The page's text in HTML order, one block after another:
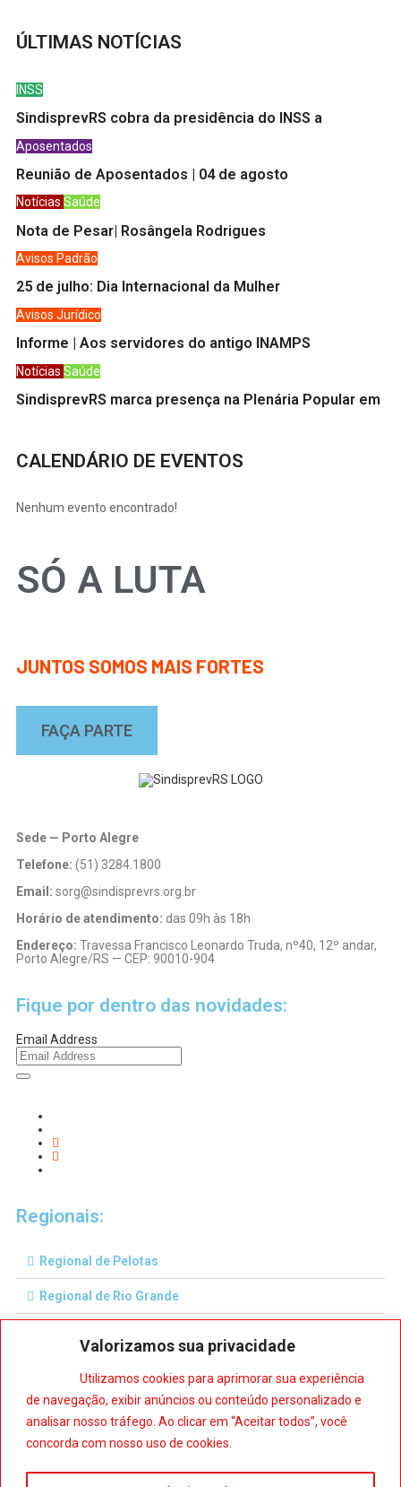
Valorizamos sua privacidade
Utilizamos cookies para aprimorar sua experiência
de navegação, exibir anúncios ou conteúdo personalizado e
analisar nosso tráfego. Ao clicar em “Aceitar todos”, você
concorda com nosso uso de cookies.
ÚLTIMAS NOTÍCIAS
INSS
SindisprevRS cobra da presidência do INSS a
Aposentados
Reunião de Aposentados | 04 de agosto
Notícias Saúde
Nota de Pesar| Rosângela Rodrigues
Avisos Padrão
25 de julho: Dia Internacional da Mulher
Avisos Jurídico
Informe | Aos servidores do antigo INAMPS
Notícias Saúde
SindisprevRS marca presença na Plenária Popular em
CALENDÁRIO DE EVENTOS
Nenhum evento encontrado!
SÓ A LUTA
JUNTOS SOMOS MAIS FORTES
FAÇA PARTE
Sede — Porto Alegre
Telefone: (51) 3284.1800
Email: sorg@sindisprevrs.org.br
Horário de atendimento: das 09h às 18h
Endereço: Travessa Francisco Leonardo Truda, nº40, 12º andar,
Porto Alegre/RS — CEP: 90010-904
Fique por dentro das novidades:
Email Address
Regionais:
Regional de Pelotas
Regional de Rio Grande
Baixe nosso aplicativo: